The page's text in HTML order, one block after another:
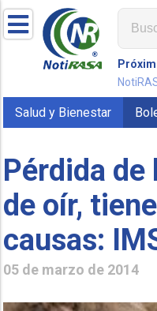
Salud y Bienestar
Pérdida de
de oír,
causas:
05 de marzo de 2014